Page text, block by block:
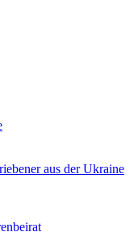
aus der Ukraine